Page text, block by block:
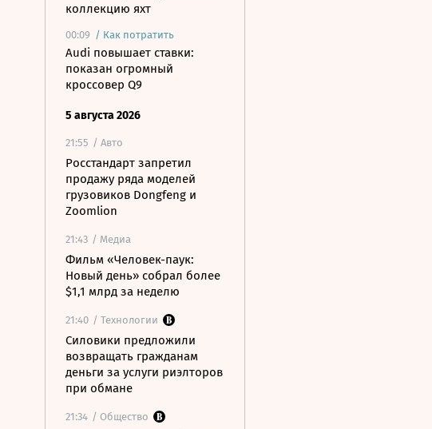
коллекцию яхт
00:09 / Как потратить
Audi повышает ставки:
показан огромный
кроссовер Q9
5 августа 2026
21:55 / Авто
Росстандарт запретил
продажу ряда моделей
грузовиков Dongfeng и
Zoomlion
21:43 / Медиа
Фильм «Человек-паук:
Новый день» собрал более
$1,1 млрд за неделю
21:40 / Технологии
Силовики предложили
возвращать гражданам
деньги за услуги риэлторов
при обмане
21:34 / Общество